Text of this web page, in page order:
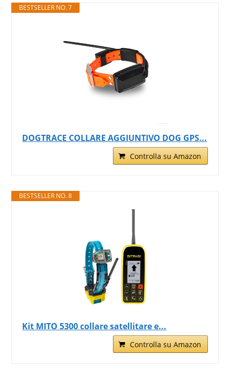
BESTSELLER NO. 7
DOGTRACE COLLARE AGGIUNTIVO DOG GPS...
Controlla su Amazon
BESTSELLER NO. 8
Kit MITO 5300 collare satellitare e...
Controlla su Amazon